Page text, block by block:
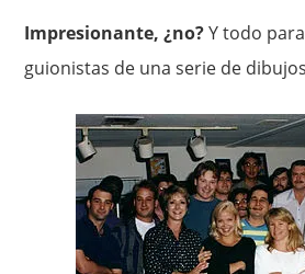
Impresionante, ¿no?Y todo
guionistas de una serie de